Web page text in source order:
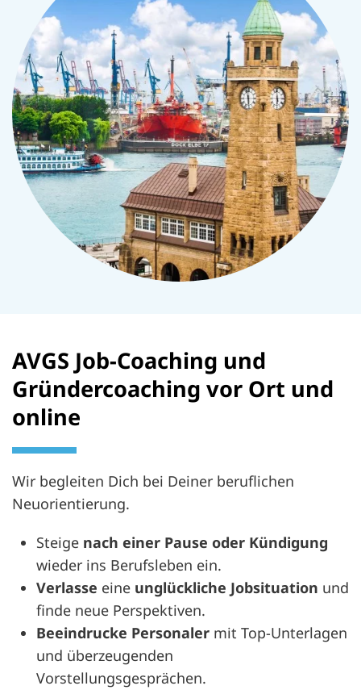
AVGS Job-Coaching und
Gründercoaching vor Ort und
online
Wir begleiten Dich bei Deiner beruflichen
Neuorientierung.
Steige nach einer Pause oder Kündigung
wieder ins Berufsleben ein.
Verlasse eine unglückliche Jobsituation und
finde neue Perspektiven.
Beeindrucke Personaler mit Top-Unterlagen
und überzeugenden
Vorstellungsgesprächen.